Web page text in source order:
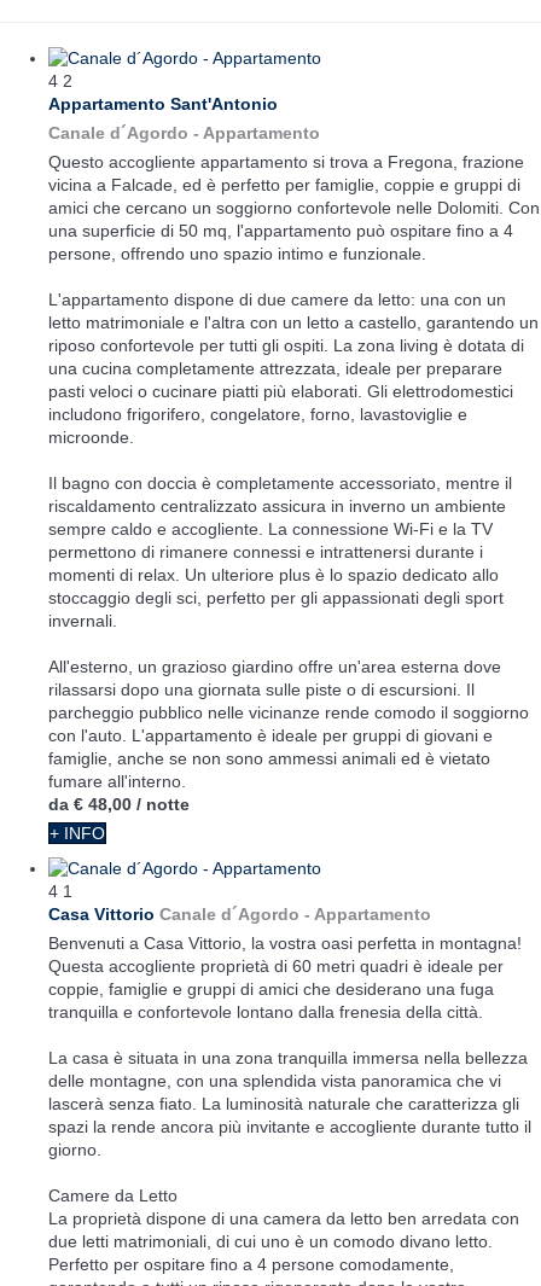
4 2
Appartamento Sant'Antonio
Canale d´Agordo - Appartamento
Questo accogliente appartamento si trova a Fregona, frazione
vicina a Falcade, ed è perfetto per famiglie, coppie e gruppi di
amici che cercano un soggiorno confortevole nelle Dolomiti. Con
una superficie di 50 mq, l'appartamento può ospitare fino a 4
persone, offrendo uno spazio intimo e funzionale.
L'appartamento dispone di due camere da letto: una con un
letto matrimoniale e l'altra con un letto a castello, garantendo un
riposo confortevole per tutti gli ospiti. La zona living è dotata di
una cucina completamente attrezzata, ideale per preparare
pasti veloci o cucinare piatti più elaborati. Gli elettrodomestici
includono frigorifero, congelatore, forno, lavastoviglie e
microonde.
Il bagno con doccia è completamente accessoriato, mentre il
riscaldamento centralizzato assicura in inverno un ambiente
sempre caldo e accogliente. La connessione Wi-Fi e la TV
permettono di rimanere connessi e intrattenersi durante i
momenti di relax. Un ulteriore plus è lo spazio dedicato allo
stoccaggio degli sci, perfetto per gli appassionati degli sport
invernali.
All'esterno, un grazioso giardino offre un'area esterna dove
rilassarsi dopo una giornata sulle piste o di escursioni. Il
parcheggio pubblico nelle vicinanze rende comodo il soggiorno
con l'auto. L'appartamento è ideale per gruppi di giovani e
famiglie, anche se non sono ammessi animali ed è vietato
fumare all'interno.
da € 48,00 / notte
+ INFO
4 1
Casa Vittorio Canale d´Agordo - Appartamento
Benvenuti a Casa Vittorio, la vostra oasi perfetta in montagna!
Questa accogliente proprietà di 60 metri quadri è ideale per
coppie, famiglie e gruppi di amici che desiderano una fuga
tranquilla e confortevole lontano dalla frenesia della città.
La casa è situata in una zona tranquilla immersa nella bellezza
delle montagne, con una splendida vista panoramica che vi
lascerà senza fiato. La luminosità naturale che caratterizza gli
spazi la rende ancora più invitante e accogliente durante tutto il
giorno.
Camere da Letto
La proprietà dispone di una camera da letto ben arredata con
due letti matrimoniali, di cui uno è un comodo divano letto.
Perfetto per ospitare fino a 4 persone comodamente,